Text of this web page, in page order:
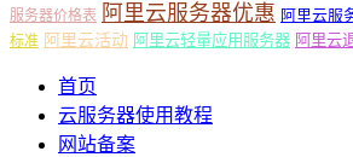
服务器价格表 阿里云服务器优惠 阿里云服
标准 阿里云活动 阿里云轻量应用服务器 阿里云
首页
云服务器使用教程
网站备案